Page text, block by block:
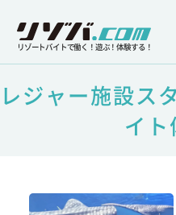
リゾートバイトで働く！遊ぶ！体験する！
レジャー施設ス
イト